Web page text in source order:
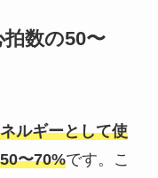
数の50〜
ルギーとして使
〜70%です。こ